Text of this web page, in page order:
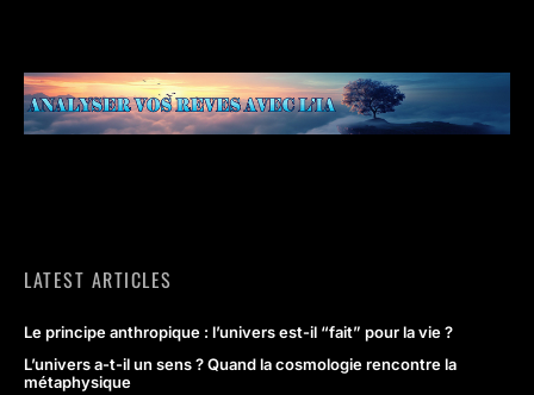
LATEST ARTICLES
Le principe anthropique : l’univers est-il “fait” pour la vie ?
L’univers a-t-il un sens ? Quand la cosmologie rencontre la
métaphysique